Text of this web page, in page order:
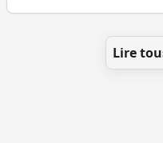
Lire